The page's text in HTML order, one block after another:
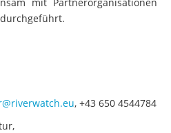
, +43 650 4544784